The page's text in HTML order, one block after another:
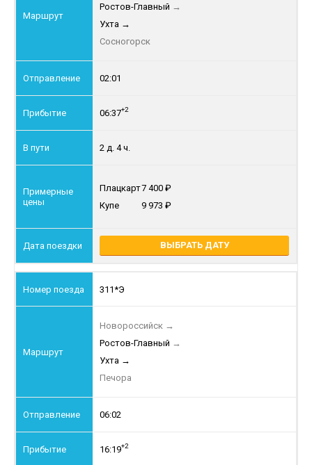
Ростов-Главный →
Ухта →
Сосногорск
02:01
06:37+2
2 д. 4 ч.
Плацкарт7 400
Купе
9 973
ВЫБРАТЬ ДАТУ
311*Э
Новороссийск →
Ростов-Главный →
Ухта →
Печора
06:02
16:19+2